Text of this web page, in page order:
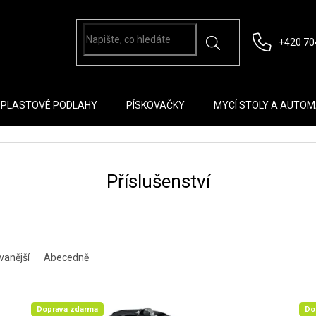
+420
PLASTOVÉ PODLAHY PÍSKOVAČKY MYCÍ STOLY A
Příslušenství
Abecedně
Doprava zdarma